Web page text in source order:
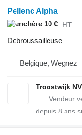
Pellenc Alpha
10 € HT
Debroussailleuse
Belgique, Wegnez
Troostwijk NV
depuis 8 ans